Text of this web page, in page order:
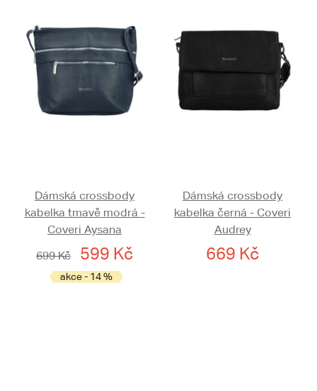
Dámská crossbody
kabelka tmavě modrá -
Coveri Aysana
699 Kč
599 Kč
akce - 14 %
Dámská crossbody
kabelka černá - Coveri
Audrey
669 Kč